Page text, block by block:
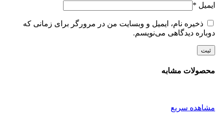
ایمیل *
ذخیره نام، ایمیل و وبسایت من در مرورگر برای زمانی که
دوباره دیدگاهی می‌نویسم.
محصولات مشابه
مشاهده سریع